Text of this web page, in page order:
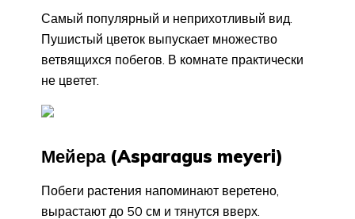
Самый популярный и неприхотливый вид.
Пушистый цветок выпускает множество
ветвящихся побегов. В комнате практически
не цветет.
Мейера (Asparagus meyeri)
Побеги растения напоминают веретено,
вырастают до 50 см и тянутся вверх.